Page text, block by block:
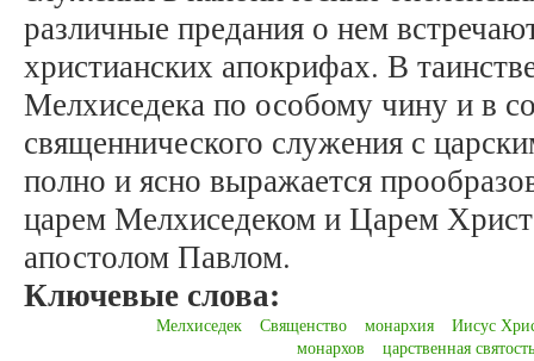
различные предания о нем
христианских апокрифах. В
Мелхиседека по особому чину и в
священнического служения с
полно и ясно выражается
царем Мелхиседеком и Царем
апостолом Павлом.
Ключевые слова:
Мелхиседек Священство монархия
Иисус
монархов
царственная святость